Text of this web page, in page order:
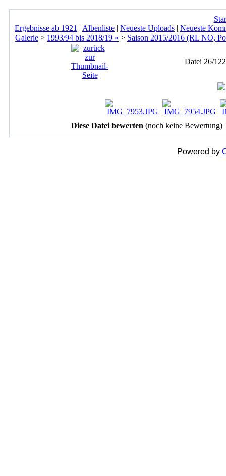
Ergebnisse ab 1921 | Albenliste | Neueste Uploads | Neueste
Galerie > 1993/94 bis 2018/19 » > Saison 2015/2016 (RL NO,
Datei 26/122
Diese Datei bewerten (noch keine Bewertung)
Powered by